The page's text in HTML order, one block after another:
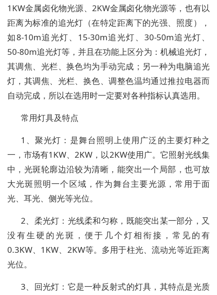
1KW金属卤化物光源、2KW金属卤化物光源等，也有以
距离为标准的追光灯（在特定距离下的光强、照度），
如8-10m追光灯、15-30m追光灯、30-50m追光灯、
50-80m追光灯等，并且在功能上区分为：机械追光灯，
其调焦、光栏、换色均为手动完成；另一种为电脑追光
灯，其调焦、光栏、换色、调整色温均通过推拉电器而
自动完成，所以在选用时一定要对各种指标认真选用。
常用灯具及特点
1、聚光灯：是舞台照明上使用广泛的主要灯种之
一，市场有1KW、2KW，以2KW使用广。它照射光线集
中，光斑轮廓边沿较为清晰，能突出一个局部，也可放
大光斑照明一个区域，作为舞台主要光源，常用于面
光、耳光、侧光等光位。
2、柔光灯：光线柔和匀称，既能突出某一部分，又
没有生硬的光斑，便于几个灯相衔接，常见的有
0.3KW、1KW、2KW等。多用于柱光、流动光等近距离
光位。
3、回光灯：它是一种反射式的灯具，其特点是光质